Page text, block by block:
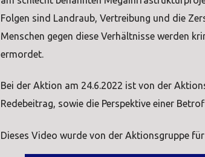
Folgen sind Landraub, Vertreibung und die
Menschen gegen diese Verhältnisse werden
ermordet.
Bei der Aktion am 24.6.2022 ist von der
Redebeitrag, sowie die Perspektive einer
Dieses Video wurde von der Aktionsgruppe